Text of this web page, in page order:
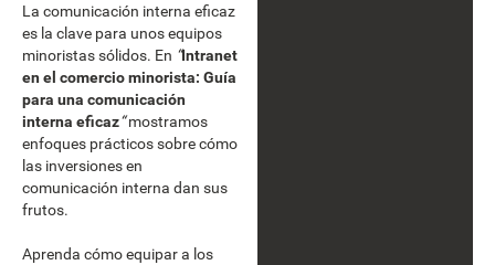
La comunicación interna eficaz
es la clave para unos equipos
minoristas sólidos. En “Intranet
en el comercio minorista: Guía
para una comunicación
interna eficaz“mostramos
enfoques prácticos sobre cómo
las inversiones en
comunicación interna dan sus
frutos.
Aprenda cómo equipar a los